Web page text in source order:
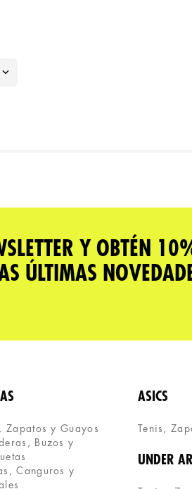
Y OBTÉN
ÚLTIMAS
Zapatos y Guayos
Buzos y
Canguros y
ASICS
Tenis,
UNDER